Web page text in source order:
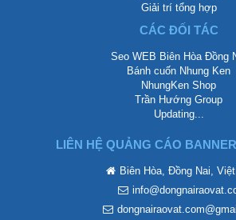
Giải trí tổng hợp
CÁC ĐỐI TÁC
Seo WEB Biên Hòa Đồng
Bánh cuốn Nhung Ken
NhungKen Shop
Trần Hướng Group
Updating...
LIÊN HỆ QUẢNG CÁO
Biên Hòa, Đồng Nai,